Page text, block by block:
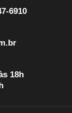
6910
18h